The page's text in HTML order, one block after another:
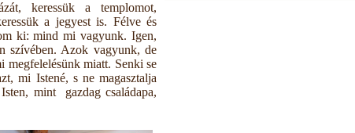
keressük a templomot,
a jegyest is. Félve és
ki: mind mi vagyunk. Igen,
szívében. Azok vagyunk, de
megfelelésünk miatt. Senki se
mi Istené, s ne magasztalja
mint gazdag családapa,